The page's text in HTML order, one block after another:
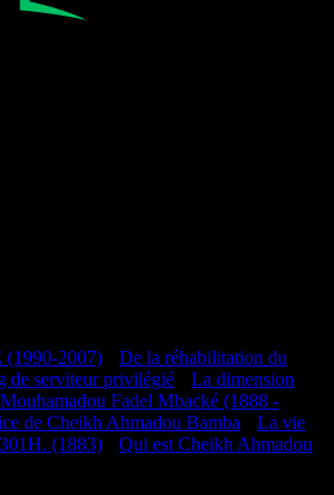
2007)
De la réhabilitation du
de serviteur privilégié
La dimension
Fadel Mbacké (1888 -
de Cheikh Ahmadou Bamba
La vie
(1883)
Qui est Cheikh Ahmadou